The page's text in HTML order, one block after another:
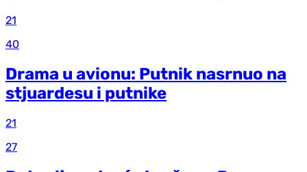
21
40
Drama u avionu: Putnik nasrnuo na
stjuardesu i putnike
21
27